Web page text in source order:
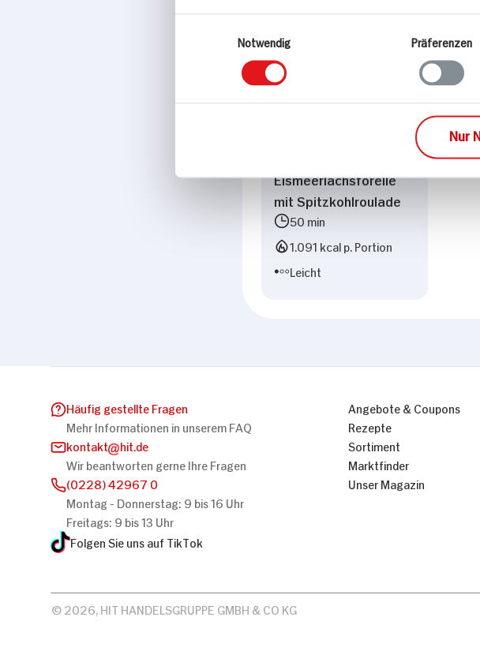
Notwendig
Präferenzen
Nur
Eismeerlachsforelle
mit Spitzkohlroulade
50 min
1.091 kcal p. Portion
Leicht
Häufig gestellte Fragen
Mehr Informationen in unserem FAQ
kontakt
hit.de
Wir beantworten gerne Ihre Fragen
(0228) 42967 0
Montag - Donnerstag: 9 bis 16 Uhr
Freitags: 9 bis 13 Uhr
Folgen Sie uns auf TikTok
Angebote & Coupons
Rezepte
Sortiment
Marktfinder
Unser Magazin
© 2026, HIT HANDELSGRUPPE GMBH & CO KG